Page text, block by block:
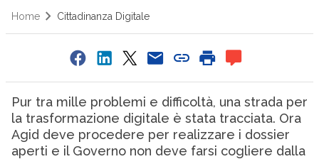
Home Cittadinanza Digitale
Pur tra mille problemi e difficoltà, una strada per
la trasformazione digitale è stata tracciata. Ora
Agid deve procedere per realizzare i dossier
aperti e il Governo non deve farsi cogliere dalla